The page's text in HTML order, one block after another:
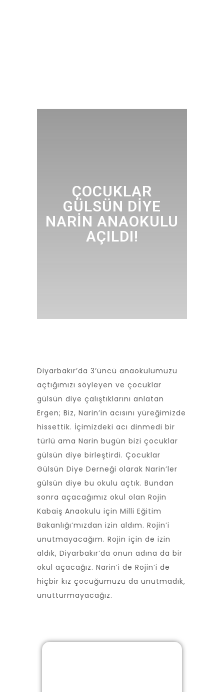
ÇOCUKLAR
GÜLSÜN DIYE
NARIN ANAOKULU
AÇILDI!
Diyarbakır’da 3’üncü anaokulumuzu
açtığımızı söyleyen ve çocuklar
gülsün diye çalıştıklarını anlatan
Ergen; Biz, Narin’in acısını yüreğimizde
hissettik. İçimizdeki acı dinmedi bir
türlü ama Narin bugün bizi çocuklar
gülsün diye birleştirdi. Çocuklar
Gülsün Diye Derneği olarak Narin’ler
gülsün diye bu okulu açtık. Bundan
sonra açacağımız okul olan Rojin
Kabaiş Anaokulu için Milli Eğitim
Bakanlığı’mızdan izin aldım. Rojin’i
unutmayacağım. Rojin için de izin
aldık, Diyarbakır’da onun adına da bir
okul açacağız. Narin’i de Rojin’i de
hiçbir kız çocuğumuzu da unutmadık,
unutturmayacağız.